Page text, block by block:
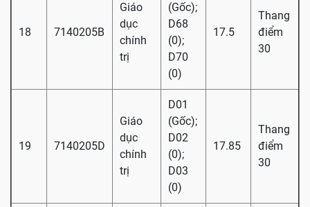
18 7140205B
Giáo
dục
chính
trị
(Gốc);
D68
(0);
D70
(0)
17.5
Thang
điểm
30
19 7140205D
Giáo
dục
chính
trị
D01
(Gốc);
D02
(0);
D03
(0)
17.85
Thang
điểm
30